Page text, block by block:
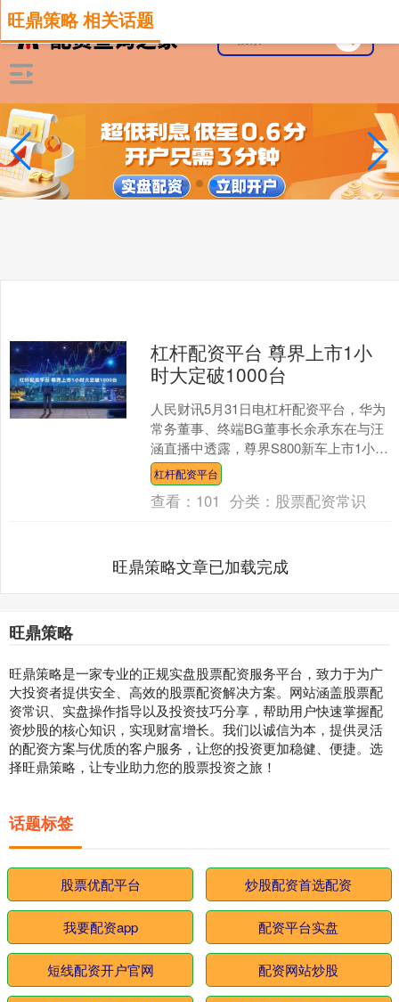
旺鼎策略 相关话题
杠杆配资平台 尊界上市1小
时大定破1000台
人民财讯5月31日电杠杆配资平台，华为
常务董事、终端BG董事长余承东在与汪
涵直播中透露，尊界S800新车上市1小时
大定突破1000台，70%大定用户选择100
多....
杠杆配资平台
查看： 101 分类： 股票配资常识
旺鼎策略文章已加载完成
旺鼎策略
旺鼎策略是一家专业的正规实盘股票配资服务平台，致力于为广
大投资者提供安全、高效的股票配资解决方案。网站涵盖股票配
资常识、实盘操作指导以及投资技巧分享，帮助用户快速掌握配
资炒股的核心知识，实现财富增长。我们以诚信为本，提供灵活
的配资方案与优质的客户服务，让您的投资更加稳健、便捷。选
择旺鼎策略，让专业助力您的股票投资之旅！
话题标签
股票优配平台 炒股配资首选配资
我要配资app 配资平台实盘
短线配资开户官网 配资网站炒股